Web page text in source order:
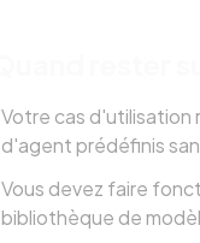
Votre cas
d'agent prédéfinis
Vous devez faire
bibliothèque de